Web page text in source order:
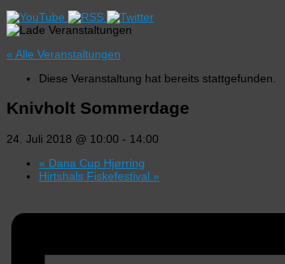
« Alle Veranstaltungen
Diese Veranstaltung hat bereits stattgefunden.
Knivholt Sommerdage
24. Juli 2018 @ 10:00 - 14:00
« Dana Cup Hjørring
Hirtshals Fiskefestival »